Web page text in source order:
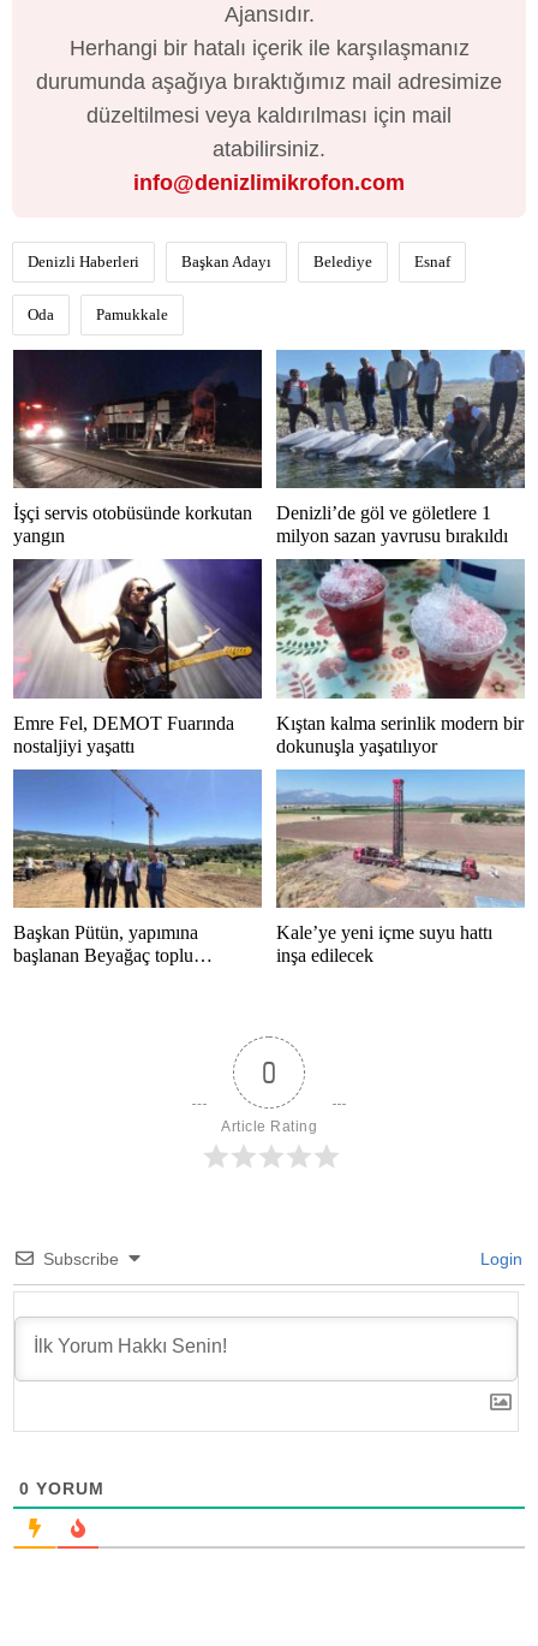
Ajansıdır.
Herhangi bir hatalı içerik ile karşılaşmanız
durumunda aşağıya bıraktığımız mail adresimize
düzeltilmesi veya kaldırılması için mail
atabilirsiniz.
info@denizlimikrofon.com
Denizli Haberleri Başkan Adayı Belediye Esnaf
Oda Pamukkale
İşçi servis otobüsünde korkutan
yangın
Denizli’de göl ve göletlere 1
milyon sazan yavrusu bırakıldı
Emre Fel, DEMOT Fuarında
nostaljiyi yaşattı
Kıştan kalma serinlik modern bir
dokunuşla yaşatılıyor
Başkan Pütün, yapımına
başlanan Beyağaç toplu
Kale’ye yeni içme suyu hattı
inşa edilecek
0
Article Rating
Subscribe Login
0 YORUM